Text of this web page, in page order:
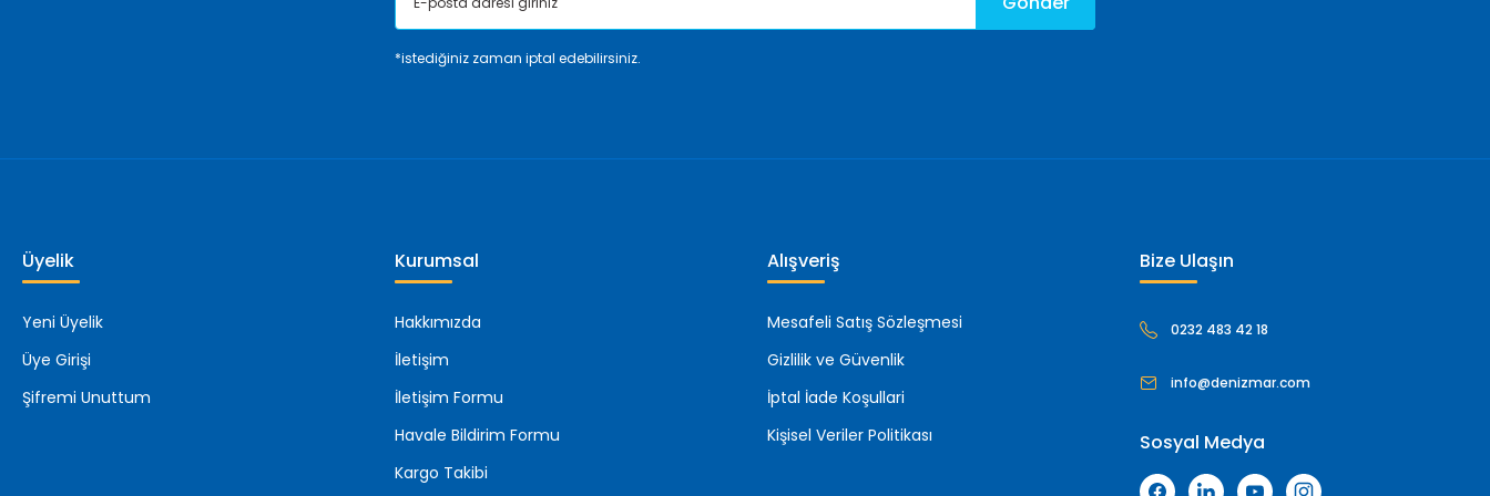
*istediğiniz zaman iptal edebilirsiniz.
Üyelik
Yeni Üyelik
Üye Girişi
Şifremi Unuttum
Kurumsal
Hakkımızda
İletişim
İletişim Formu
Havale Bildirim Formu
Kargo Takibi
Alışveriş
Mesafeli Satış Sözleşmesi
Gizlilik ve Güvenlik
İptal İade Koşullari
Kişisel Veriler Politikası
Bize Ulaşın
0232 483 42 18
info@denizmar.com
Sosyal Medya